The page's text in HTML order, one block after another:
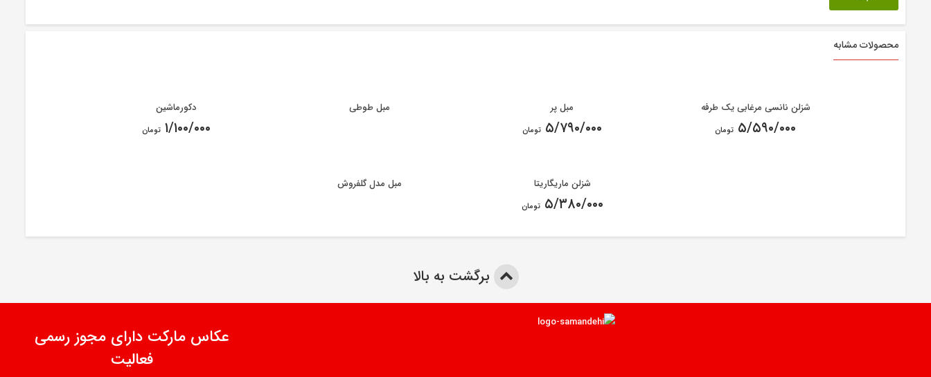
محصولات مشابه
شزلن نانسی مرغابی یک طرفه
۵/۵۹۰/۰۰۰ تومان
مبل پر
۵/۷۹۰/۰۰۰ تومان
مبل طوطی دکورماشین
۱/۱۰۰/۰۰۰ تومان
شزلن ماریگاریتا
۵/۳۸۰/۰۰۰ تومان
مبل مدل گلفروش
برگشت به بالا
عکاس مارکت دارای مجوز رسمی
فعالیت